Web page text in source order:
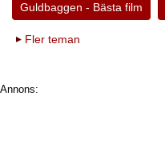
Guldbaggen - Bästa film
Fler teman
Annons: